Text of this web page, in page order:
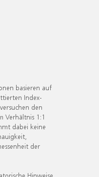
basieren auf
Index-
den
Verhältnis 1:1
dabei keine
der